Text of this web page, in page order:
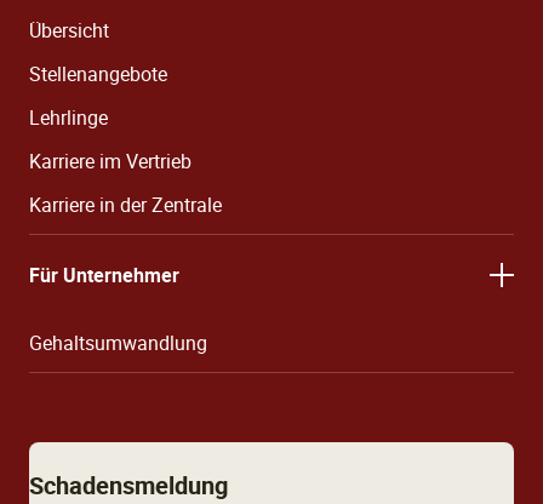
Übersicht
Stellenangebote
Lehrlinge
Karriere im Vertrieb
Karriere in der Zentrale
Für Unternehmer
Gehaltsumwandlung
Schadensmeldung